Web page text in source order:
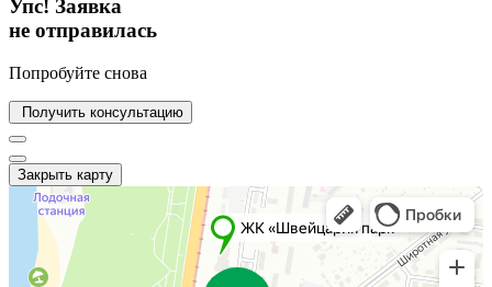
Упс! Заявка
не отправилась
Попробуйте снова
Получить консультацию
Закрыть карту